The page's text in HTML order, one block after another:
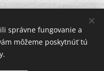
Cookies
správne fungovanie a
môžeme poskytnúť tú